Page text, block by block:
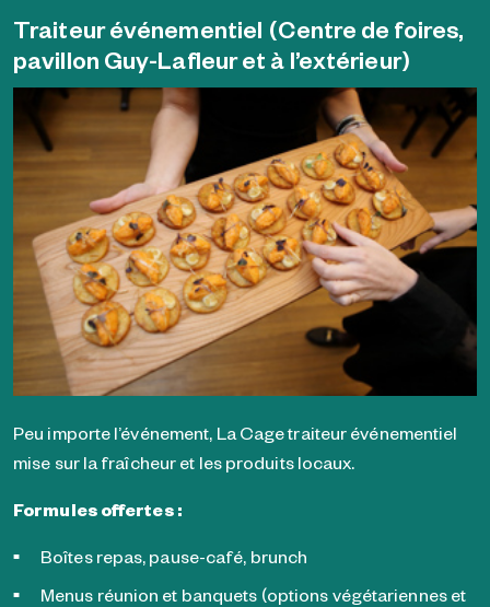
Traiteur événementiel (Centre de foires,
pavillon Guy-Lafleur et à l’extérieur)
Peu importe l’événement, La Cage traiteur événementiel
mise sur la fraîcheur et les produits locaux.
Formules offertes :
Boîtes repas, pause-café, brunch
Menus réunion et banquets (options végétariennes et